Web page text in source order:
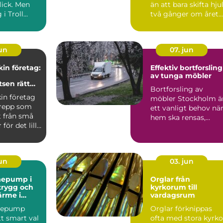
Men
Troll...
än att bara skifta hjul
två gånger om året.
företag:
rätt
företag
som
från små
för det lilla
07. jun
Effektiv bortforsling
av tunga möbler
Bortforsling av
möbler Stockholm
ett vanligt behov när
hem ska rensas,
i
och
i
smart val
03. jun
Orglar från
kyrkorum till
vardagsrum
Orglar förknippas
ofta med stora